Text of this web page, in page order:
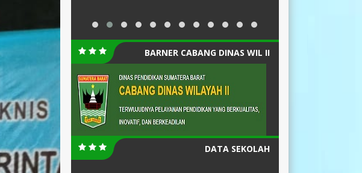
BARNER CABANG DINAS WIL II
DATA SEKOLAH